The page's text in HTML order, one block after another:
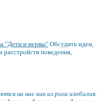
"Дети и нервы" Обсудить идеи,
поведения,
на нас как из рога изобилия.